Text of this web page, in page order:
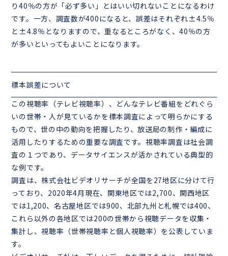
り40％の方が「必ず多い」とはいい切れないことになるわけ
です。一方、調査数が400になると、誤差はそれぞれ±4.5％
と±4.8％となりますので、重なるところがなく、40％の方
が多いといってもよいことになります。
標本誤差について
この視聴率（テレビ視聴率）、どんなテレビ番組をどれぐら
いの世帯・人が見ているかを標本調査によって明らかにする
もので、世の中の動向を把握したり、放送局の制作・編成に
活用したりするための重要な調査です。視聴率調査は社会調
査の１つであり、データサイエンスが活かされている典型的
な例です。
調査は、株式会社ビデオリサーチが全国を27地区に分けて行
っており、2020年4月現在、関東地区では2,700、関西地区
では1,200、名古屋地区では900、北部九州と札幌では400、
これら以外の各地区では200の世帯から視聴データを収集・
集計し、視聴率（世帯視聴率と個人視聴率）を公表していま
す。